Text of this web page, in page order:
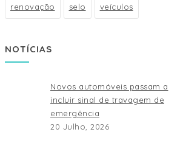
renovação selo veículos
NOTÍCIAS
Novos automóveis passam a
incluir sinal de travagem de
emergência
20 Julho, 2026